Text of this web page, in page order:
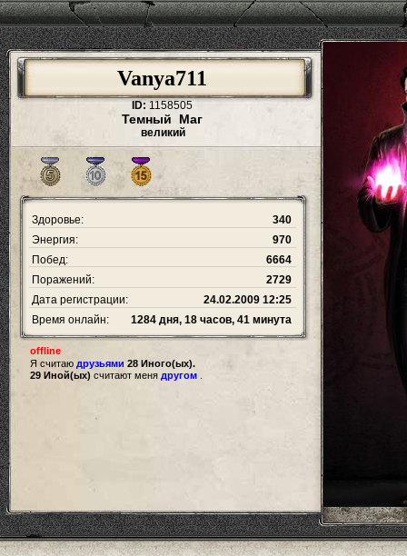
Vanya711
ID: 1158505
Темный Маг
великий
Здоровье:
340
Энергия:
970
Побед:
6664
Поражений:
2729
Дата регистрации:
24.02.2009 12:25
Время онлайн:
1284 дня, 18 часов, 41 минута
offline
Я считаю друзьями 28 Иного(ых).
29 Иной(ых) считают меня другом